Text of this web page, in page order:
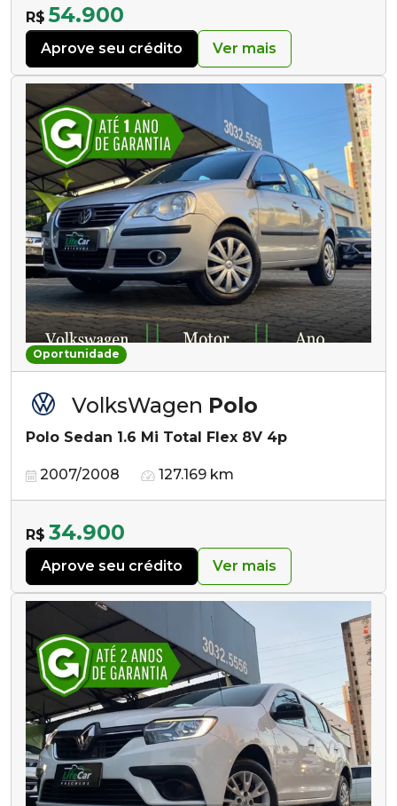
R$ 54.900
Aprove seu crédito Ver mais
Oportunidade
VolksWagen Polo
Polo Sedan 1.6 Mi Total Flex 8V 4p
2007/2008 127.169 km
R$ 34.900
Aprove seu crédito Ver mais